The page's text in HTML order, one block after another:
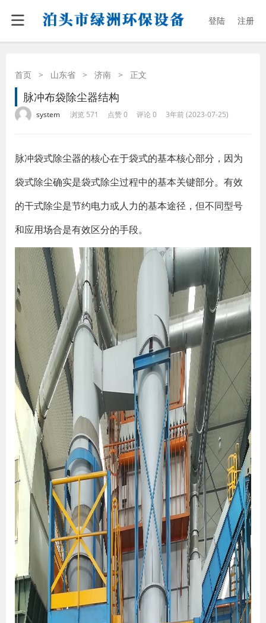
登陆 注册
首页 > 山东省 > 济南 > 正文
脉冲布袋除尘器结构
system 浏览 571 点赞 0 评论 0 3年前 (2023-07-25)
脉冲袋式除尘器的核心在于袋式的基本核心部分，因为
袋式除尘确实是袋式除尘过程中的基本关键部分。有效
的干式除尘是节约电力或人力的基本途径，但不同型号
和应用场合是有效区分的手段。